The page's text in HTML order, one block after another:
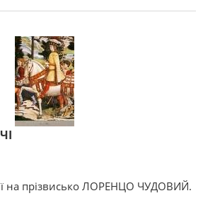
на прізвисько ЛОРЕНЦО ЧУДОВИЙ.